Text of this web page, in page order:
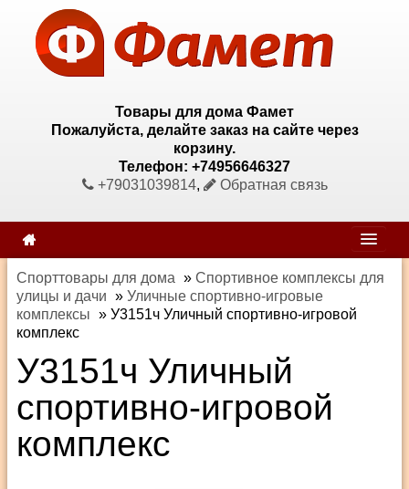
Товары для дома Фамет
Пожалуйста, делайте заказ на сайте через
корзину.
Телефон: +74956646327
+79031039814, Обратная связь
Спорттовары для дома » Спортивное комплексы для
улицы и дачи » Уличные спортивно-игровые
комплексы » У3151ч Уличный спортивно-игровой
комплекс
У3151ч Уличный
спортивно-игровой
комплекс